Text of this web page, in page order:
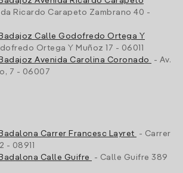
Ricardo Carapeto Zambrano 40 -
Calle Godofredo Ortega Y
Ortega Y Muñoz 17 - 06011
Avenida Carolina Coronado
- Av.
7 - 06007
Carrer Francesc Layret
- Carrer
08911
Calle Guifre
- Calle Guifre 389